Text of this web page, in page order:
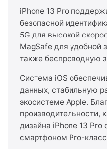
iPhone 13 Pro
безопасной
5G для высокой
MagSafe для удобной
также беспроводную
Система iOS
данных, стабильную
экосистеме Apple.
производительности,
дизайна iPhone 13 Pro
смартфоном Pro-